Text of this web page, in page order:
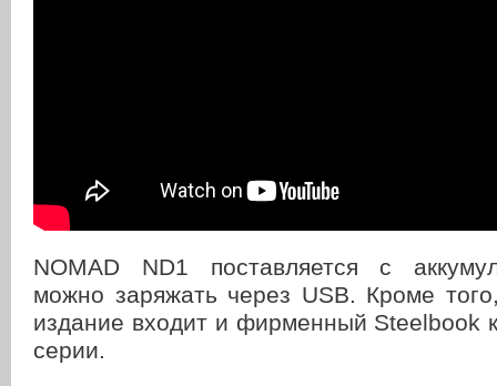
NOMAD ND1 поставляется с
можно заряжать через USB. Кроме
издание входит и фирменный Steelbook
серии.